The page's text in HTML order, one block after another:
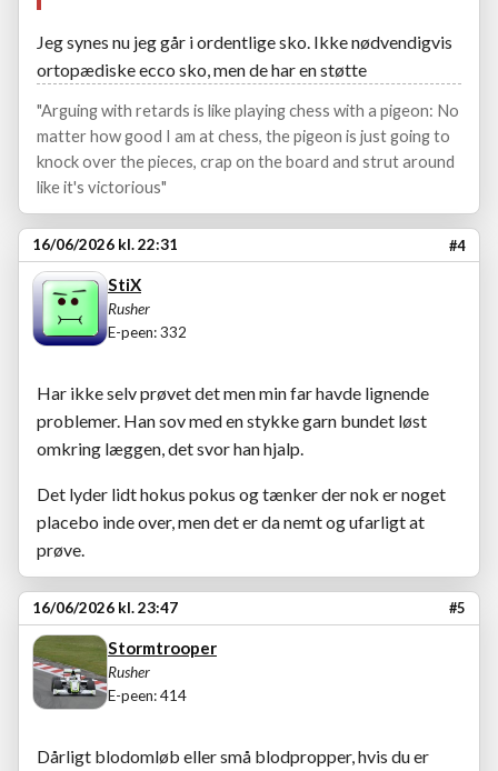
Jeg synes nu jeg går i ordentlige sko. Ikke nødvendigvis
ortopædiske ecco sko, men de har en støtte
"Arguing with retards is like playing chess with a pigeon: No
matter how good I am at chess, the pigeon is just going to
knock over the pieces, crap on the board and strut around
like it's victorious"
16/06/2026 kl. 22:31 #4
StiX
Rusher
E-peen: 332
Har ikke selv prøvet det men min far havde lignende
problemer. Han sov med en stykke garn bundet løst
omkring læggen, det svor han hjalp.
Det lyder lidt hokus pokus og tænker der nok er noget
placebo inde over, men det er da nemt og ufarligt at
prøve.
16/06/2026 kl. 23:47 #5
Stormtrooper
Rusher
E-peen: 414
Dårligt blodomløb eller små blodpropper, hvis du er